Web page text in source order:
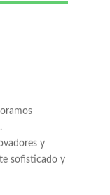
y
sofisticado y
crear un